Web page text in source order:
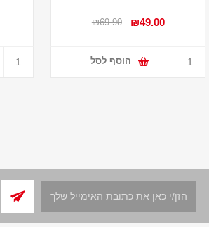
₪49.00
₪69.90
הוסף לסל